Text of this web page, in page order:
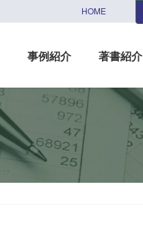
HOME
事例紹介 著書紹介